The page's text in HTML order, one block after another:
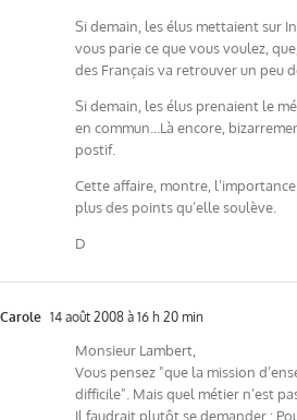
Si demain, les élus mettaient sur
vous parie ce que vous voulez,
des Français va retrouver un peu
Si demain, les élus prenaient le
en commun…Là encore,
postif.
Cette affaire, montre,
plus des points qu’elle soulève.
D
Carole 14 août 2008 à 16 h 20 min
Monsieur Lambert,
Vous pensez "que la mission
difficile". Mais quel métier n’est
Il faudrait plutôt se demander :